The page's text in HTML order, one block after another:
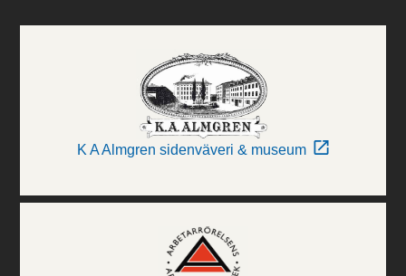
K A Almgren sidenväveri & museum